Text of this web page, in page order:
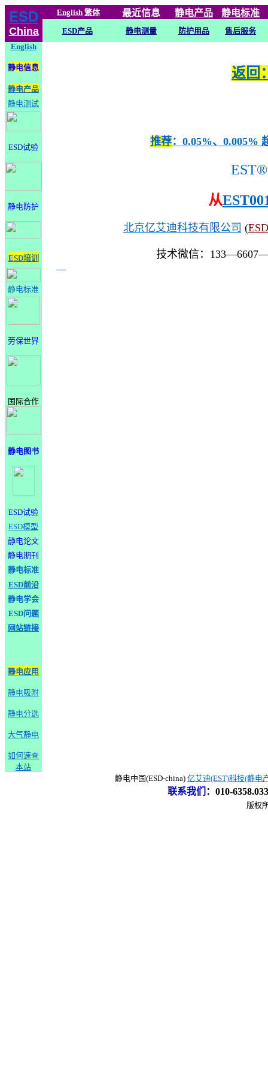
ESD
China
English 繁体 最近信息 静电产品 静电标准
ESD产品 静电测量 防护用品
售后服务
English
静电信息
静电产品
静电测试
ESD试验
静电防护
ESD培训
静电标准
劳保世界
国际合作
静电图书
ESD试验
ESD模型
静电论文
静电期刊
静电标准
ESD前沿
静电学会
ESD问题
网站链接
静电应用
静电吸附
静电分选
大气静电
如何速查
本站
返回
推荐：0.05%、0.005%
EST®
从
北京亿艾迪科技有限公司 (
技术微信：
静电中国(ESD-china) 亿艾迪(EST)科技(静电
联系我们 ： 010-
版权